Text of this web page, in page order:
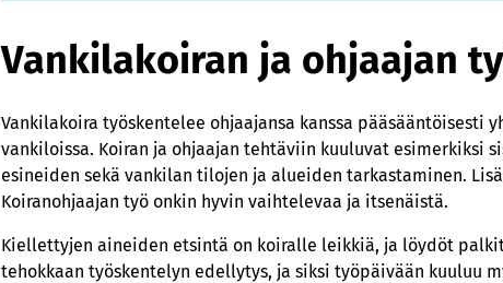
Vankilakoiran ja ohjaajan
Vankilakoira työskentelee ohjaajansa kanssa pääsääntöisesti
vankiloissa. Koiran ja ohjaajan tehtäviin kuuluvat esimerkiksi
esineiden sekä vankilan tilojen ja alueiden tarkastaminen.
Koiranohjaajan työ onkin hyvin vaihtelevaa ja itsenäistä.
Kiellettyjen aineiden etsintä on koiralle leikkiä, ja löydöt
tehokkaan työskentelyn edellytys, ja siksi työpäivään kuuluu